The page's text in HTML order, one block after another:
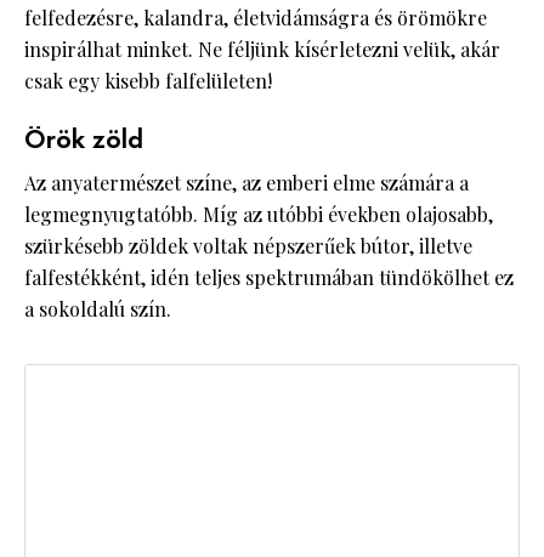
felfedezésre, kalandra, életvidámságra és örömökre
inspirálhat minket. Ne féljünk kísérletezni velük, akár
csak egy kisebb falfelületen!
Örök zöld
Az anyatermészet színe, az emberi elme számára a
legmegnyugtatóbb. Míg az utóbbi években olajosabb,
szürkésebb zöldek voltak népszerűek bútor, illetve
falfestékként, idén teljes spektrumában tündökölhet ez
a sokoldalú szín.